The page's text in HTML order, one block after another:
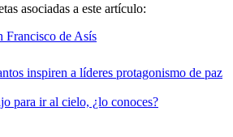
asociadas a este artículo:
Francisco de Asís
inspiren a líderes protagonismo de paz
para ir al cielo, ¿lo conoces?